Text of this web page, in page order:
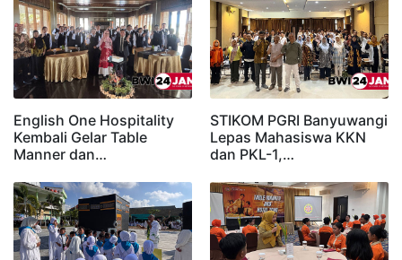
English One Hospitality
Kembali Gelar Table
Manner dan…
STIKOM PGRI Banyuwangi
Lepas Mahasiswa KKN
dan PKL-1,…